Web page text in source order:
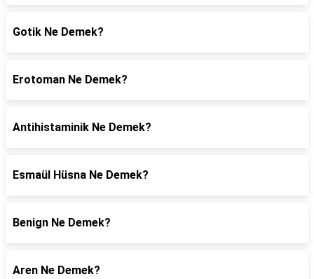
Gotik Ne Demek?
Erotoman Ne Demek?
Antihistaminik Ne Demek?
Esmaül Hüsna Ne Demek?
Benign Ne Demek?
Aren Ne Demek?